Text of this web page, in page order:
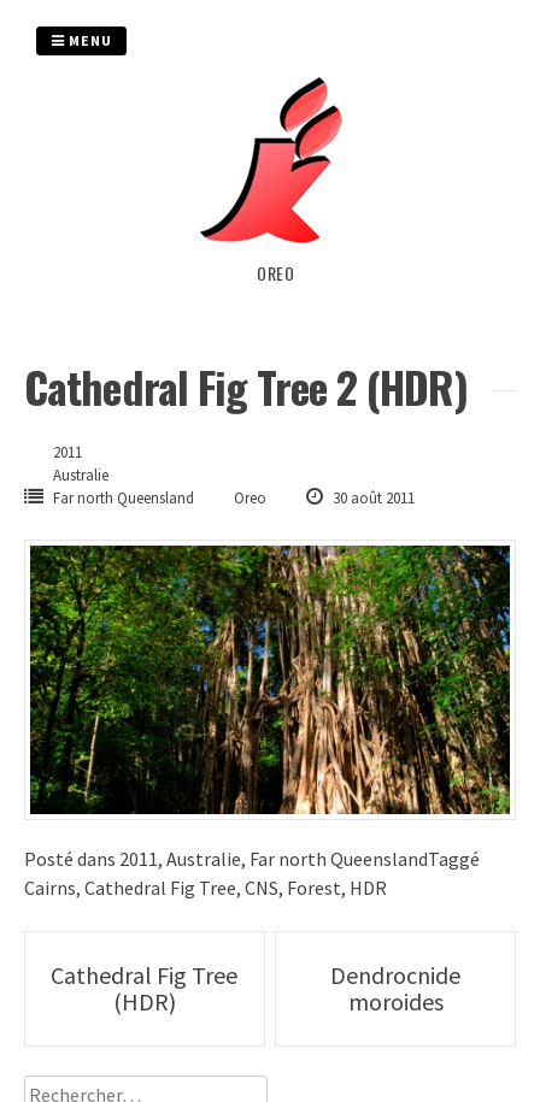
OREO
MENU
Cathedral Fig Tree 2 (HDR)
2011
Australie
Far north Queensland
Oreo 30 août 2011
Posté dans 2011, Australie, Far north QueenslandTaggé
Cairns, Cathedral Fig Tree, CNS, Forest, HDR
Poste
navigation
Cathedral Fig Tree
(HDR)
Dendrocnide
moroides
Rechercher :